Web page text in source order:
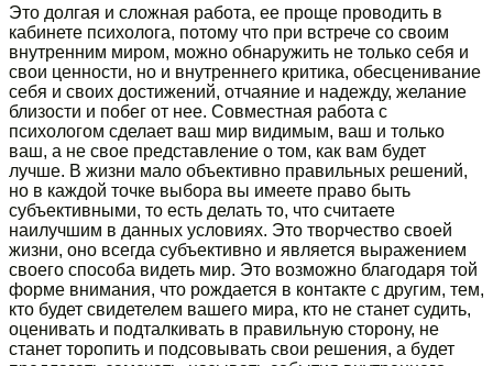
Это долгая и сложная работа, ее проще проводить в
кабинете психолога, потому что при встрече со своим
внутренним миром, можно обнаружить не только себя и
свои ценности, но и внутреннего критика, обесценивание
себя и своих достижений, отчаяние и надежду, желание
близости и побег от нее. Совместная работа с
психологом сделает ваш мир видимым, ваш и только
ваш, а не свое представление о том, как вам будет
лучше. В жизни мало объективно правильных решений,
но в каждой точке выбора вы имеете право быть
субъективными, то есть делать то, что считаете
наилучшим в данных условиях. Это творчество своей
жизни, оно всегда субъективно и является выражением
своего способа видеть мир. Это возможно благодаря той
форме внимания, что рождается в контакте с другим, тем,
кто будет свидетелем вашего мира, кто не станет судить,
оценивать и подталкивать в правильную сторону, не
станет торопить и подсовывать свои решения, а будет